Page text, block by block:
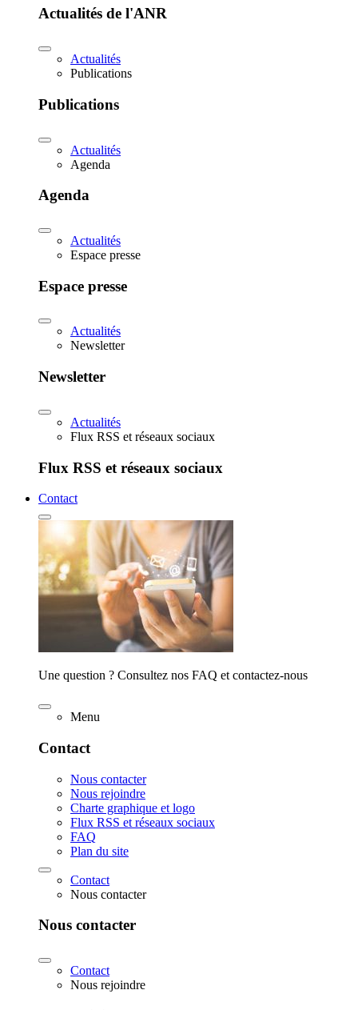
Actualités de l'ANR
Actualités
Publications
Publications
Actualités
Agenda
Agenda
Actualités
Espace presse
Espace presse
Actualités
Newsletter
Newsletter
Actualités
Flux RSS et réseaux sociaux
Flux RSS et réseaux sociaux
Contact
Une question ? Consultez nos FAQ et contactez-nous
Menu
Contact
Nous contacter
Nous rejoindre
Charte graphique et logo
Flux RSS et réseaux sociaux
FAQ
Plan du site
Contact
Nous contacter
Nous contacter
Contact
Nous rejoindre